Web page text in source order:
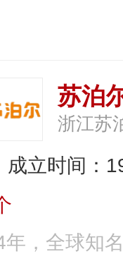
苏泊
浙江苏
成立时间：
，全球知